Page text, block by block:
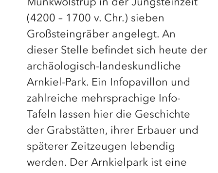
Munkwolstrup in der Jungsteinzeit
(4200 – 1700 v. Chr.) sieben
Großsteingräber angelegt. An
dieser Stelle befindet sich heute der
archäologisch-landeskundliche
Arnkiel-Park. Ein Infopavillon und
zahlreiche mehrsprachige Info-
Tafeln lassen hier die Geschichte
der Grabstätten, ihrer Erbauer und
späterer Zeitzeugen lebendig
werden. Der Arnkielpark ist eine